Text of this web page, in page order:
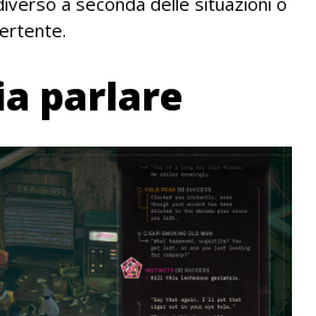
parlare